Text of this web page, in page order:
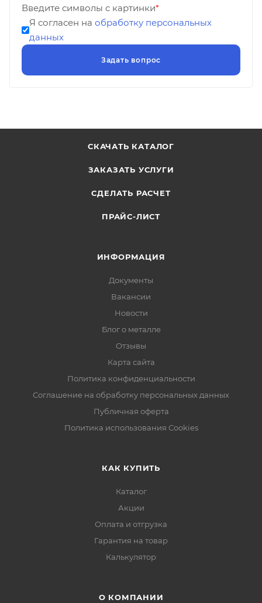
Введите символы с картинки*
Я согласен на обработку персональных
данных
СКАЧАТЬ КАТАЛОГ
ЗАКАЗАТЬ УСЛУГИ
СДЕЛАТЬ РАСЧЕТ
ПРАЙС-ЛИСТ
ИНФОРМАЦИЯ
Документы
Вакансии
Новости
Блог о металле
Отзывы
Карта сайта
Политика конфиденциальности
Соглашение на обработку персональных данных
Публичная оферта
Политика использования Cookies
КАК КУПИТЬ
Каталог
Акции
Оплата и отгрузка
Гарантия на товар
Калькулятор
О КОМПАНИИ